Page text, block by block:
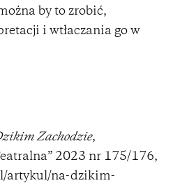
by to zrobić,
i wtłaczania go w
Zachodzie,
2023 nr 175/176,
artykul/na-dzikim-